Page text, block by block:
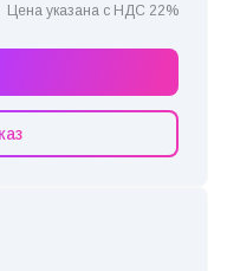
Цена указана с НДС 22%